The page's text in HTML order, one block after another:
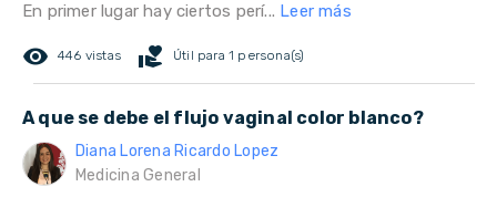
En primer lugar hay ciertos perí... Leer más
remove_red_eye 446 vistas volunteer_activism Útil para 1 persona(s)
A que se debe el flujo vaginal color blanco?
Diana Lorena Ricardo Lopez
Medicina General